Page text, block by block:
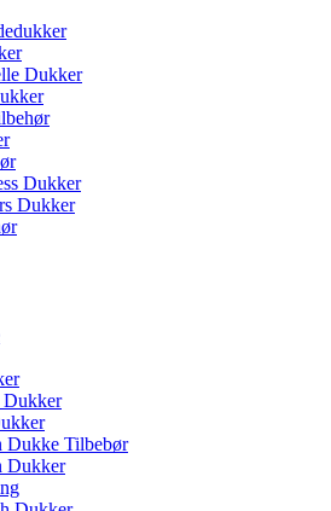
Dukker
Dukker
Dukker
Dukke Tilbebør
Dukker